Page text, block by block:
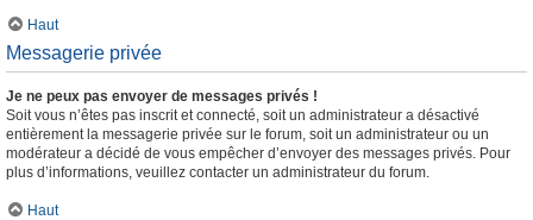
Haut
Messagerie privée
Je ne peux pas envoyer de messages privés !
Soit vous n’êtes pas inscrit et connecté, soit un administrateur a désactivé
entièrement la messagerie privée sur le forum, soit un administrateur ou un
modérateur a décidé de vous empêcher d’envoyer des messages privés. Pour
plus d’informations, veuillez contacter un administrateur du forum.
Haut